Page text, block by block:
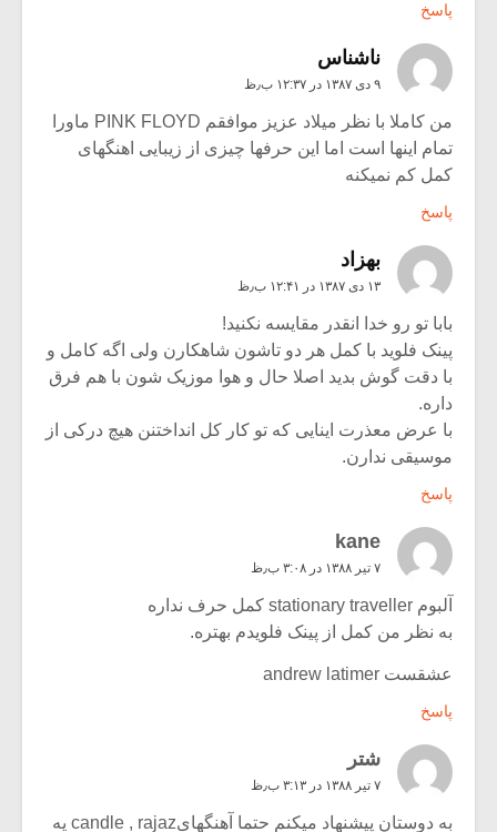
پاسخ
ناشناس
۹ دی ۱۳۸۷ در ۱۲:۳۷ ب٫ظ
من کاملا با نظر میلاد عزیز موافقم PINK FLOYD ماورا
تمام اینها است اما این حرفها چیزی از زیبایی اهنگهای
کمل کم نمیکنه
پاسخ
بهزاد
۱۳ دی ۱۳۸۷ در ۱۲:۴۱ ب٫ظ
بابا تو رو خدا انقدر مقایسه نکنید!
پینک فلوید با کمل هر دو تاشون شاهکارن ولی اگه کامل و
با دقت گوش بدید اصلا حال و هوا موزیک شون با هم فرق
داره.
با عرض معذرت اینایی که تو کار کل انداختنن هیچ درکی از
موسیقی ندارن.
پاسخ
kane
۷ تیر ۱۳۸۸ در ۳:۰۸ ب٫ظ
آلبوم stationary traveller کمل حرف نداره
به نظر من کمل از پینک فلویدم بهتره.
عشقست andrew latimer
پاسخ
شتر
۷ تیر ۱۳۸۸ در ۳:۱۳ ب٫ظ
به دوستان پیشنهاد میکنم حتما آهنگهایcandle , rajaz یه